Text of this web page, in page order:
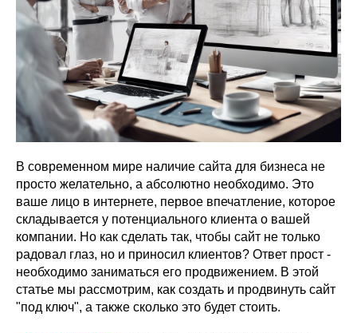
В современном мире наличие сайта для бизнеса не
просто желательно, а абсолютно необходимо. Это
ваше лицо в интернете, первое впечатление, которое
складывается у потенциального клиента о вашей
компании. Но как сделать так, чтобы сайт не только
радовал глаз, но и приносил клиентов? Ответ прост -
необходимо заниматься его продвижением. В этой
статье мы рассмотрим, как создать и продвинуть сайт
"под ключ", а также сколько это будет стоить.